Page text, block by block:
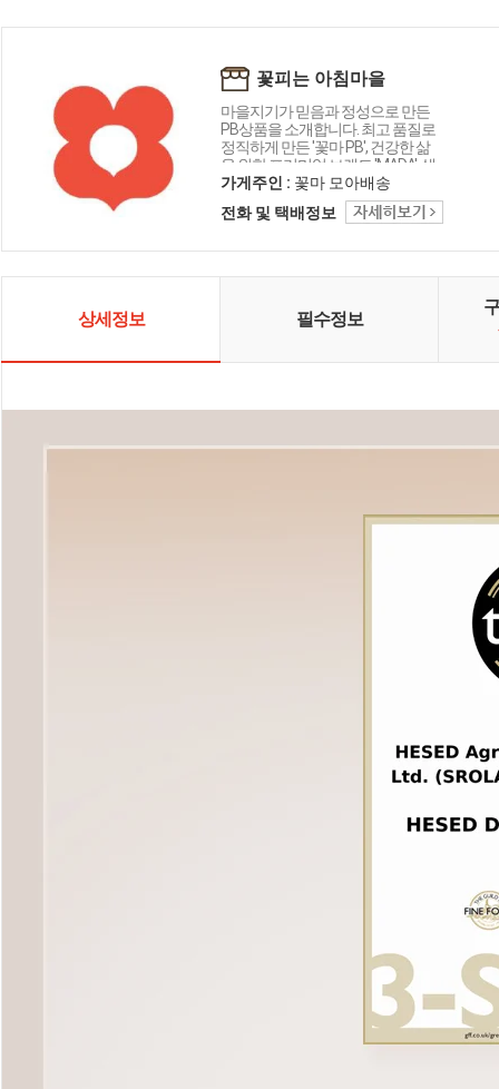
꽃피는 아침마을
마을지기가 믿음과 정성으로 만든
PB상품을 소개합니다. 최고 품질로
정직하게 만든 '꽃마 PB', 건강한 삶
을 위한 프리미엄 브랜드 'MADA', 생
활의 편리함을 높여주는 가성비 좋
은 리빙템 '일상편리', 내 얼굴을 돋보
이게 만드는 패션 브랜드 'OVU' 상품
워 드리길 기대합니다. 더불어, PB상
날 수 있습니다.
가게주인 : 꽃마 모아배송
전화 및 택배정보
상세정보 필수정보